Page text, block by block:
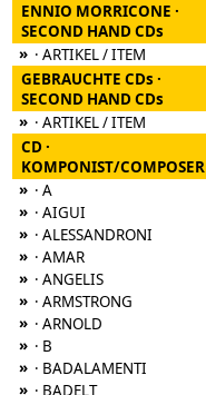
ENNIO MORRICONE ·
SECOND HAND CDs
» · ARTIKEL / ITEM
GEBRAUCHTE CDs ·
SECOND HAND CDs
» · ARTIKEL / ITEM
CD ·
KOMPONIST/COMPOSER
» · A
» · AIGUI
» · ALESSANDRONI
» · AMAR
» · ANGELIS
» · ARMSTRONG
» · ARNOLD
» · B
» · BADALAMENTI
» · BADELT